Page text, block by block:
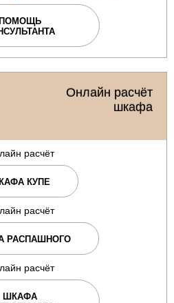
Онлайн расчёт
шкафа
расчёт
КУПЕ
расчёт
РАСПАШНОГО
расчёт
ШКАФА